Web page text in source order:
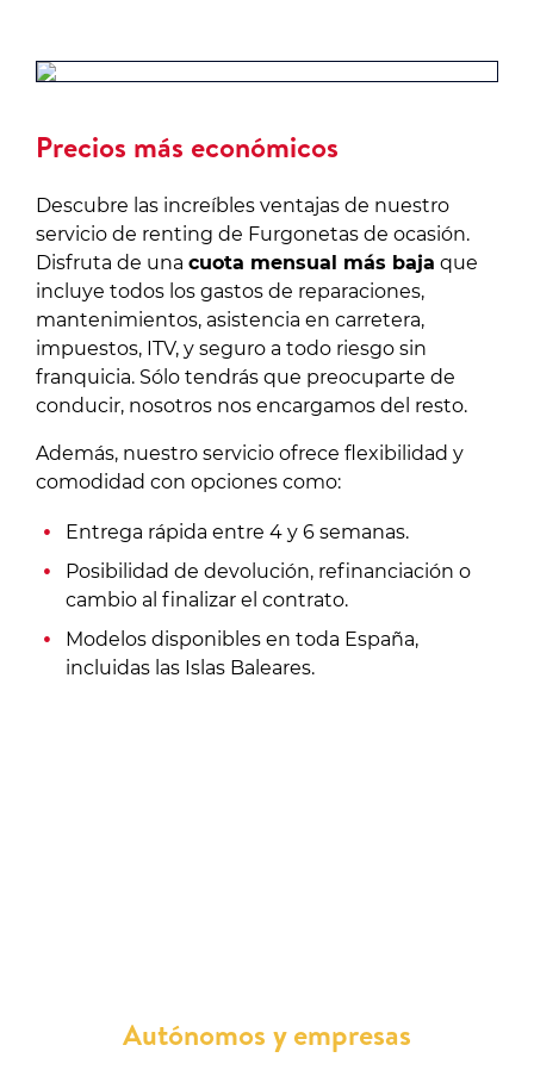
Precios más económicos
Descubre las increíbles ventajas de nuestro
servicio de renting de Furgonetas de ocasión.
Disfruta de una cuota mensual más baja que
incluye todos los gastos de reparaciones,
mantenimientos, asistencia en carretera,
impuestos, ITV, y seguro a todo riesgo sin
franquicia. Sólo tendrás que preocuparte de
conducir, nosotros nos encargamos del resto.
Además, nuestro servicio ofrece flexibilidad y
comodidad con opciones como:
Entrega rápida entre 4 y 6 semanas.
Posibilidad de devolución, refinanciación o
cambio al finalizar el contrato.
Modelos disponibles en toda España,
incluidas las Islas Baleares.
Autónomos y empresas